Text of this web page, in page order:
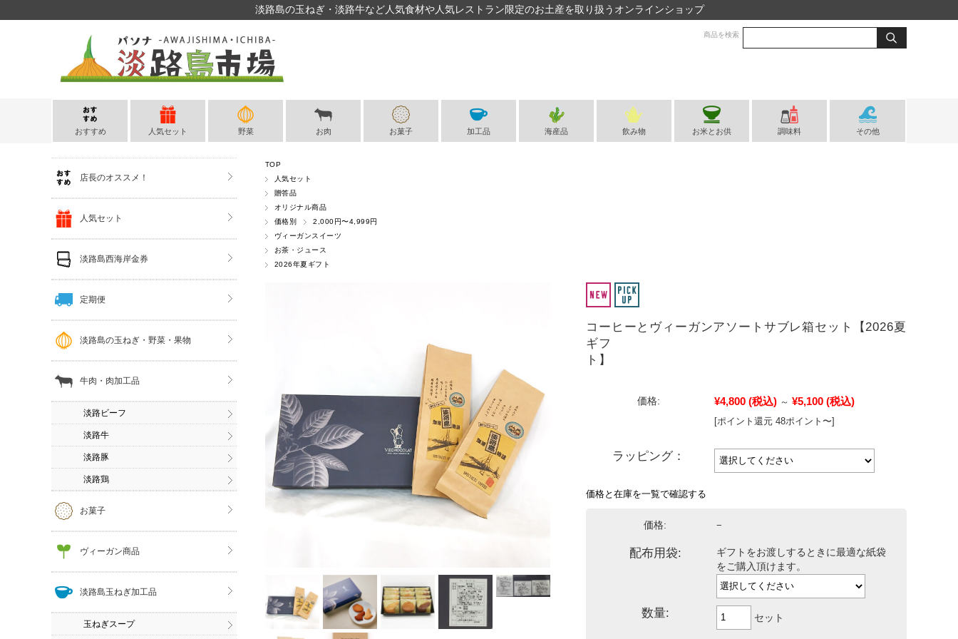
淡路島の玉ねぎ・淡路牛など人気食材や人気レストラン限定のお土産を取り扱うオンラインショップ
商品を検索
おすすめ 人気セット 野菜 お肉 お菓子 加工品 海産品 飲み物 お米とお供 調味料 その他
TOP
人気セット
贈答品
オリジナル商品
価格別
2,000円〜4,999円
ヴィーガンスイーツ
お茶・ジュース
2026年夏ギフト
コーヒーとヴィーガンアソートサブレ箱セット【2026夏
ギフ
ト】
価格: ¥4,800 (税込) ～ ¥5,100 (税込)
[ポイント還元 48ポイント〜]
ラッピング：
価格と在庫を一覧で確認する
価格: −
配布用袋:
ギフトをお渡しするときに最適な紙袋
をご購入頂けます。
数量: セット
店長のオススメ！
人気セット
淡路島西海岸金券
定期便
淡路島の玉ねぎ・野菜・果物
牛肉・肉加工品
淡路ビーフ
淡路牛
淡路豚
淡路鶏
お菓子
ヴィーガン商品
淡路島玉ねぎ加工品
玉ねぎスープ